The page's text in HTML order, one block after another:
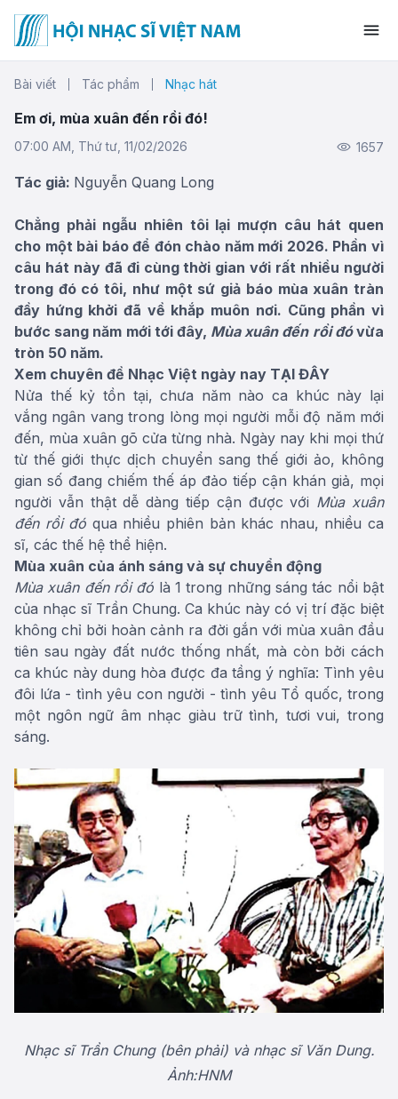
Bài viết Tác phẩm Nhạc hát
Em ơi, mùa xuân đến rồi đó!
07:00 AM, Thứ tư, 11/02/2026 1657
Tác giả: Nguyễn Quang Long
Chẳng phải ngẫu nhiên tôi lại mượn câu hát quen
cho một bài báo để đón chào năm mới 2026. Phần vì
câu hát này đã đi cùng thời gian với rất nhiều người
trong đó có tôi, như một sứ giả báo mùa xuân tràn
đầy hứng khởi đã về khắp muôn nơi. Cũng phần vì
bước sang năm mới tới đây, Mùa xuân đến rồi đóvừa
tròn 50 năm.
Xem chuyên đề Nhạc Việt ngày nay TẠI ĐÂY
Nửa thế kỷ tồn tại, chưa năm nào ca khúc này lại
vắng ngân vang trong lòng mọi người mỗi độ năm mới
đến, mùa xuân gõ cửa từng nhà. Ngày nay khi mọi thứ
từ thế giới thực dịch chuyển sang thế giới ảo, không
gian số đang chiếm thế áp đảo tiếp cận khán giả, mọi
người vẫn thật dễ dàng tiếp cận được với Mùa xuân
đến rồi đó qua nhiều phiên bản khác nhau, nhiều ca
sĩ, các thế hệ thể hiện.
Mùa xuân của ánh sáng và sự chuyển động
Mùa xuân đến rồi đó là 1 trong những sáng tác nổi bật
của nhạc sĩ Trần Chung. Ca khúc này có vị trí đặc biệt
không chỉ bởi hoàn cảnh ra đời gắn với mùa xuân đầu
tiên sau ngày đất nước thống nhất, mà còn bởi cách
ca khúc này dung hòa được đa tầng ý nghĩa: Tình yêu
đôi lứa - tình yêu con người - tình yêu Tổ quốc, trong
một ngôn ngữ âm nhạc giàu trữ tình, tươi vui, trong
sáng.
Nhạc sĩ Trần Chung (bên phải) và nhạc sĩ Văn Dung.
Ảnh:HNM